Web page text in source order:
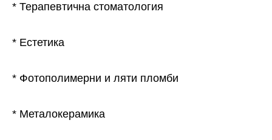
* Терапевтична стоматология
* Естетика
* Фотополимерни и ляти пломби
* Металокерамика